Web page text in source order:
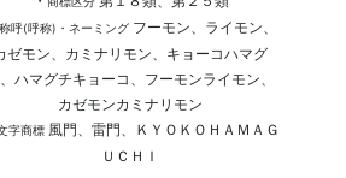
称呼(呼称)・ネーミングフーモン、ライモン、
ゼモン、カミナリモン、キョーコハマグ
ハマグチキョーコ、フーモンライモン、
カゼモンカミナリモン
字商標風門、雷門、ＫＹＯＫＯＨＡＭＡＧ
ＵＣＨＩ